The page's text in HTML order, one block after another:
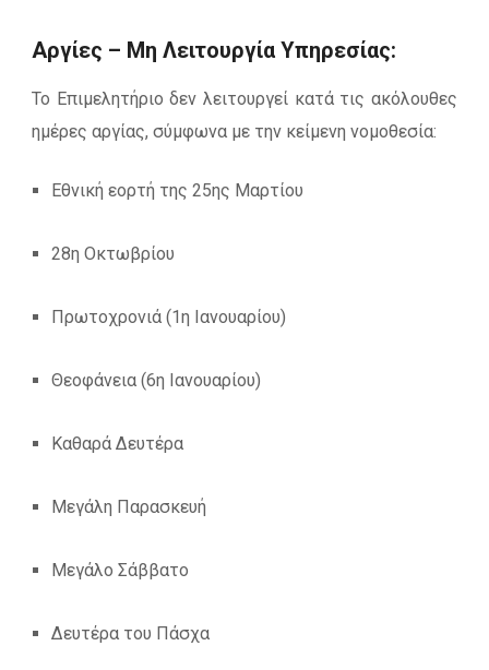
Αργίες – Μη Λειτουργία Υπηρεσίας:
Το Επιμελητήριο δεν λειτουργεί κατά τις ακόλουθες
ημέρες αργίας, σύμφωνα με την κείμενη νομοθεσία:
Εθνική εορτή της 25ης Μαρτίου
28η Οκτωβρίου
Πρωτοχρονιά (1η Ιανουαρίου)
Θεοφάνεια (6η Ιανουαρίου)
Καθαρά Δευτέρα
Μεγάλη Παρασκευή
Μεγάλο Σάββατο
Δευτέρα του Πάσχα